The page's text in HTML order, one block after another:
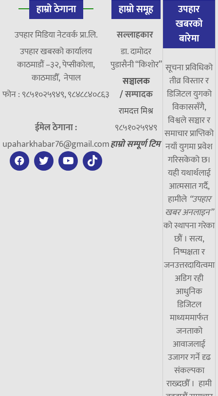
हाम्रो ठेगाना
उपहार मिडिया नेटवर्क प्रा.लि.
उपहार खबरको कार्यालय
काठमाडौं –३२, पेप्सीकोला,
काठमाडौँ, नेपाल
फोन : ९८५१०२५९४९, ९८४८८४०८६३
ईमेल ठेगाना :
upaharkhabar76@gmail.com
हाम्रो समूह
सल्लाहकार
डा. दामाेदर
पुडासैनी “किशाेर”
सञ्चालक
/सम्पादक
रामदत्त मिश्र
९८५१०२५९४९
हाम्रो सम्पूर्ण टिम
उपहार
खबरको
बारेमा
सूचना प्रविधिको
तीव्र विस्तार र
डिजिटल युगको
विकाससँगै,
विश्वले सञ्चार र
समाचार प्राप्तिको
नयाँ युगमा प्रवेश
गरिसकेको छ।
यही यथार्थलाई
आत्मसात गर्दै,
हामीले “उपहार
खबर अनलाइन”
को स्थापना गरेका
छौं । सत्य,
निष्पक्षता र
जनउत्तरदायित्वमा
अडिग रही
आधुनिक
डिजिटल
माध्यममार्फत
जनताको
आवाजलाई
उजागर गर्ने दृढ
संकल्पका
राख्दछौँ । हामी